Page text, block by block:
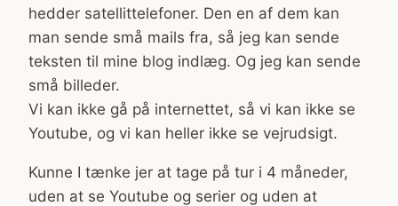
hedder satellittelefoner. Den en af dem kan
man sende små mails fra, så jeg kan sende
teksten til mine blog indlæg. Og jeg kan sende
små billeder.
Vi kan ikke gå på internettet, så vi kan ikke se
Youtube, og vi kan heller ikke se vejrudsigt.
Kunne I tænke jer at tage på tur i 4 måneder,
uden at se Youtube og serier og uden at